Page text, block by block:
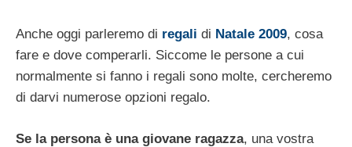
Anche oggi parleremo di regali di Natale 2009, cosa
fare e dove comperarli. Siccome le persone a cui
normalmente si fanno i regali sono molte, cercheremo
di darvi numerose opzioni regalo.
Se la persona è una giovane ragazza, una vostra